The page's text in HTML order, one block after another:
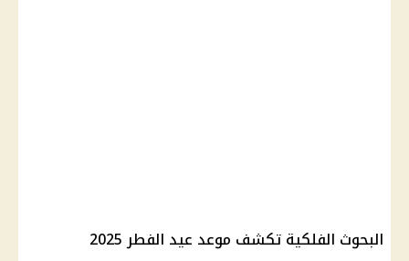
البحوث الفلكية تكشف موعد عيد الفطر 2025